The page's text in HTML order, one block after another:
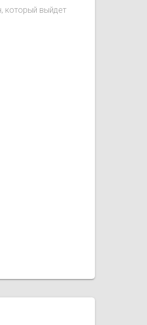
который выйдет